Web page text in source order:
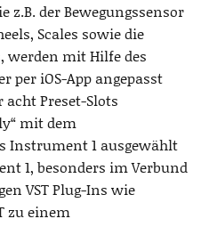
z.B. der Bewegungssensor
Scales sowie die
werden mit Hilfe des
per iOS-App angepasst
Preset-Slots
mit dem
1 ausgewählt
1, besonders im Verbund
VST Plug-Ins wie
zu einem